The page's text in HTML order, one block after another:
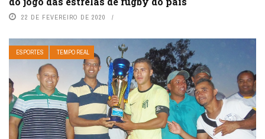
22 DE FEVEREIRO DE 2020
ESPORTES TEMPO REAL